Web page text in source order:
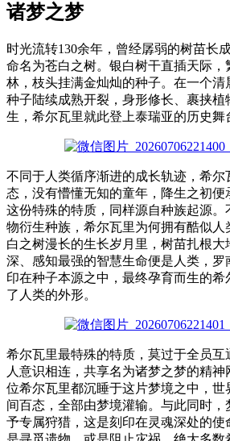
诸梦之梦
时光流转130余年，曾经孱弱的树苗长
命名为苍白之树。银白树干直插天际，
林，枝头挂满金灿灿的种子。在一个
种子陆续成熟开裂，身形修长、裹挟植
生，希尔瓦里就此登上泰瑞亚的历史舞
不同于人类循序渐进的成长轨迹，希尔
态，没有懵懂无知的童年，降生之初便
这份特殊的特质，同样源自种族起源。
物衍生种族，希尔瓦里为何拥有酷似
白之树漫长的生长岁月里，树苗扎根
深、感知最强的智慧生命便是人类，罗
印在种子本源之中，最终孕育而生的
了人类的外形。
希尔瓦里最特殊的特质，莫过于全员
人意识相连，共享名为诸梦之梦的精
位希尔瓦里都沉睡于这片梦境之中，
间百态，全部由梦境灌输。与此同时
予专属狩猎，这是刻印在灵魂深处的